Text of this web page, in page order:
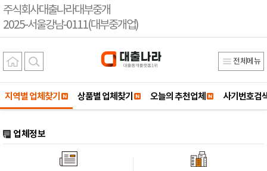
주식회사대출나라대부중개
2025-서울강남-0111(대부중개업)
전체메뉴
지역별 업체찾기 상품별 업체찾기 오늘의 추천업체 사기번호검
업체정보